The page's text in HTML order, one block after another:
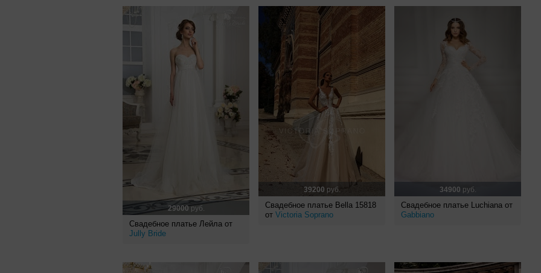
29000руб.
Свадебное платье Лейла от
Jully Bride
39200 руб.
Свадебное платье Bella 15818
от Victoria Soprano
34900 руб.
Свадебное платье Luchiana от
Gabbiano